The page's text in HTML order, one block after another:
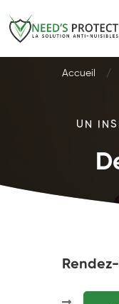
Accueil
UN